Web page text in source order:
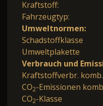
Kraftstoff:
Fahrzeugtyp:
Umweltnormen:
Schadstoffklasse
Umweltplakette
Verbrauch und
Kraftstoffverbr. komb.
CO2-Emissionen
CO2-Klasse